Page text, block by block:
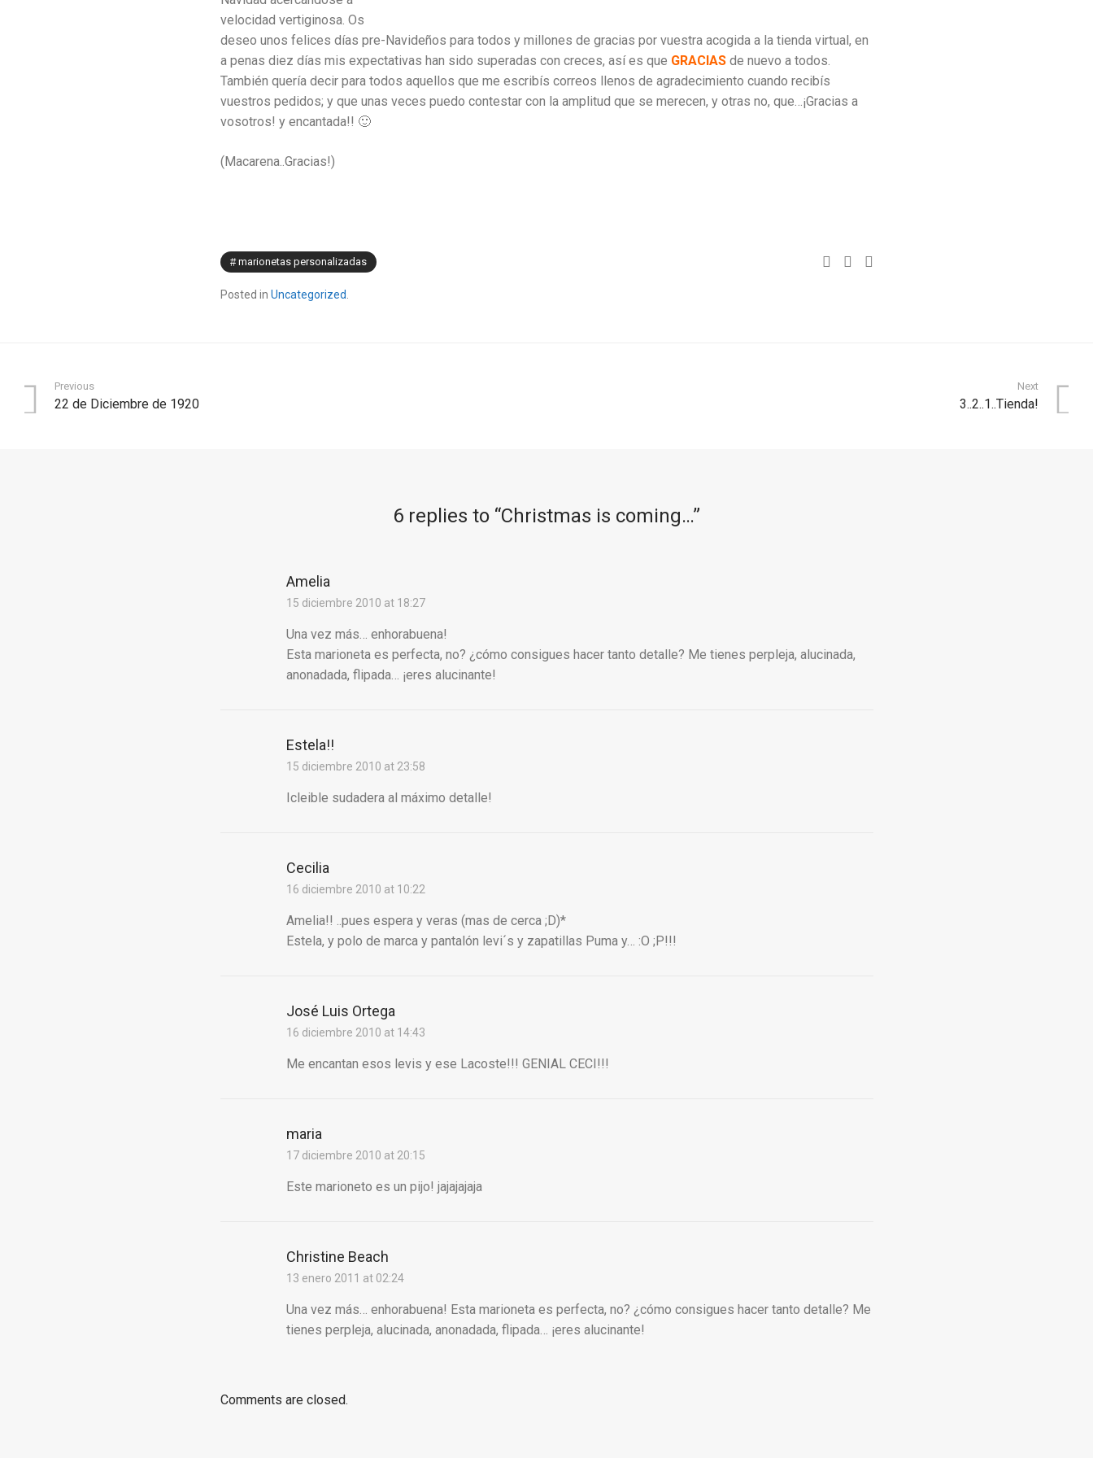
velocidad vertiginosa. Os
deseo unos felices días pre-Navideños para todos y millones de gracias por vuestra acogida a la tienda virtual, en
a penas diez días mis expectativas han sido superadas con creces, así es que GRACIASde nuevo a todos.
También quería decir para todos aquellos que me escribís correos llenos de agradecimiento cuando recibís
vuestros pedidos; y que unas veces puedo contestar con la amplitud que se merecen, y otras no, que…¡Gracias a
vosotros! y encantada!! 🙂
(Macarena..Gracias!)
marionetas personalizadas
Posted in Uncategorized
Previous
22 de Diciembre de 1920
Next
3..2..1..Tienda!
6 replies to “Christmas is coming…”
Amelia
15 diciembre 2010 at 18:27
Una vez más… enhorabuena!
Esta marioneta es perfecta, no? ¿cómo consigues hacer tanto detalle? Me tienes perpleja, alucinada,
anonadada, flipada… ¡eres alucinante!
Estela!!
15 diciembre 2010 at 23:58
Icleible sudadera al máximo detalle!
Cecilia
16 diciembre 2010 at 10:22
Amelia!! ..pues espera y veras (mas de cerca ;D)*
Estela, y polo de marca y pantalón levi´s y zapatillas Puma y… :O ;P!!!
José Luis Ortega
16 diciembre 2010 at 14:43
Me encantan esos levis y ese Lacoste!!! GENIAL CECI!!!
maria
17 diciembre 2010 at 20:15
Este marioneto es un pijo! jajajajaja
Christine Beach
13 enero 2011 at 02:24
Una vez más… enhorabuena! Esta marioneta es perfecta, no? ¿cómo consigues hacer tanto detalle? Me
tienes perpleja, alucinada, anonadada, flipada… ¡eres alucinante!
Comments are closed.